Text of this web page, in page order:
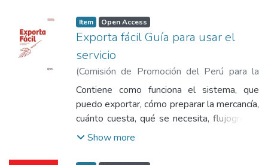
en cuenta en Ruedas Presenciales, qué se
debe tener en cuenta en Ruedas Virtuales,
qué hacer después de la Rueda de
Negocios.
Item Open Access
Exporta fácil Guía para usar el
servicio
(Comisión de Promoción del Perú para la
Exportación y el Turismo ,2018)Comisión
de Promoción del Perú para la Exportación
y el Turismo
Contiene como funciona el sistema, que
puedo exportar, cómo preparar la mercancía,
cuánto cuesta, qué se necesita, flujograma,
servicios postales, qué se exporta más y
Show more